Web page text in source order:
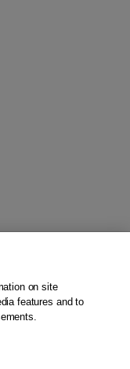
on site
features and to